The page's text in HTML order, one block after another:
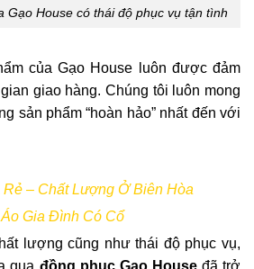
Gạo House có thái độ phục vụ tận tình
của Gạo House luôn được đảm
giao hàng. Chúng tôi luôn mong
sản phẩm “hoàn hảo” nhất đến với
– Chất Lượng Ở Biên Hòa
Gia Đình Có Cổ
lượng cũng như thái độ phục vụ,
qua đồng phục Gạo Houseđã trở